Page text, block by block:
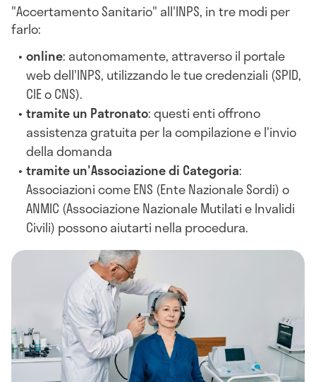
"Accertamento Sanitario" all'INPS, in tre modi per
farlo:
online: autonomamente, attraverso il portale
web dell'INPS, utilizzando le tue credenziali (SPID,
CIE o CNS).
tramite un Patronato: questi enti offrono
assistenza gratuita per la compilazione e l'invio
della domanda
tramite un'Associazione di Categoria:
Associazioni come ENS (Ente Nazionale Sordi) o
ANMIC (Associazione Nazionale Mutilati e Invalidi
Civili) possono aiutarti nella procedura.